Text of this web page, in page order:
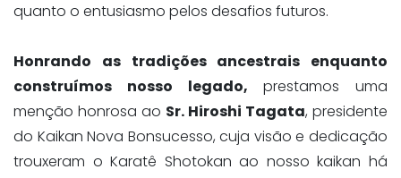
quanto o entusiasmo pelos desafios futuros.
Honrando as tradições ancestrais enquanto
construímos nosso legado, prestamos uma
menção honrosa ao Sr. Hiroshi Tagata, presidente
do Kaikan Nova Bonsucesso, cuja visão e dedicação
trouxeram o Karatê Shotokan ao nosso kaikan há